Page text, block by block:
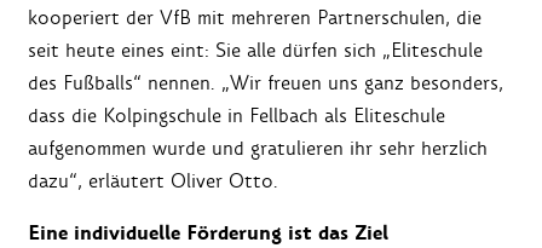
kooperiert der VfB mit mehreren Partnerschulen, die
seit heute eines eint: Sie alle dürfen sich „Eliteschule
des Fußballs“ nennen. „Wir freuen uns ganz besonders,
dass die Kolpingschule in Fellbach als Eliteschule
aufgenommen wurde und gratulieren ihr sehr herzlich
dazu“, erläutert Oliver Otto.
Eine individuelle Förderung ist das Ziel